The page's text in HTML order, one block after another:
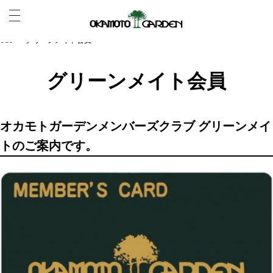
TOP > グリーンメイト会員
グリーンメイト会員
オカモトガーデンメンバーズクラブ グリーンメイ
トのご案内です。